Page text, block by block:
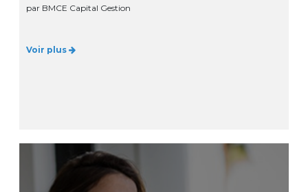
par BMCE Capital Gestion
Voir plus